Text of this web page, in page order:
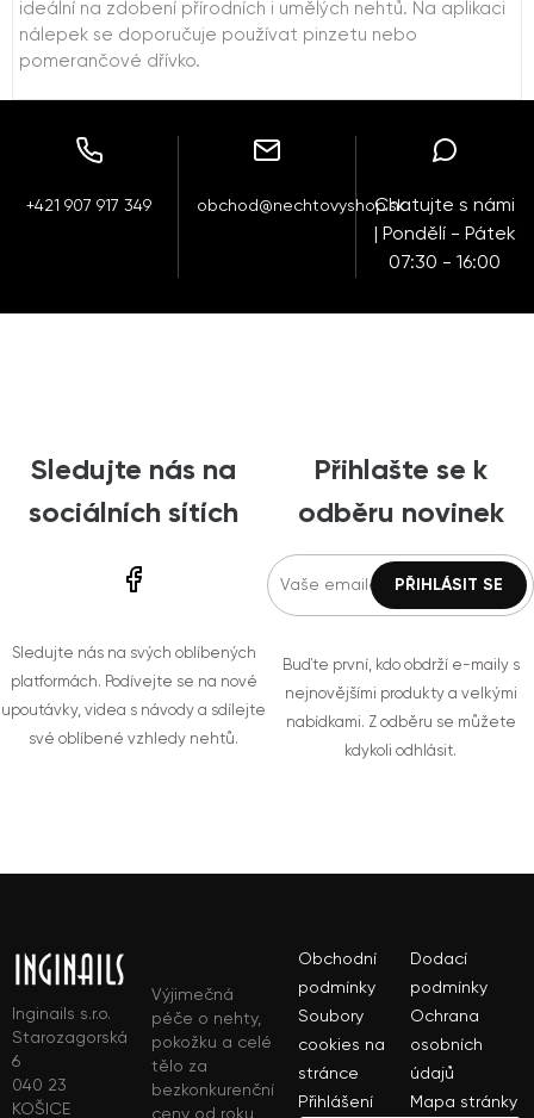
ideální na zdobení přírodních i umělých nehtů. Na aplikaci
nálepek se doporučuje používat pinzetu nebo
pomerančové dřívko.
+421 907 917 349 obchod@nechtovyshop.skChatujte s námi
| Pondělí - Pátek
07:30 - 16:00
Sledujte nás na
sociálních sítích
Sledujte nás na svých oblíbených
platformách. Podívejte se na nové
upoutávky, videa s návody a sdílejte
své oblíbené vzhledy nehtů.
Přihlašte se k
odběru novinek
Buďte první, kdo obdrží e-maily s
nejnovějšími produkty a velkými
nabídkami. Z odběru se můžete
kdykoli odhlásit.
Inginails s.r.o.
Starozagorská
6
040 23
KOŠICE
Výjimečná
péče o nehty,
pokožku a celé
tělo za
bezkonkurenční
ceny od roku
Obchodní
podmínky
Dodací
podmínky
Soubory
cookies na
stránce
Ochrana
osobních
údajů
Přihlášení
Mapa stránky